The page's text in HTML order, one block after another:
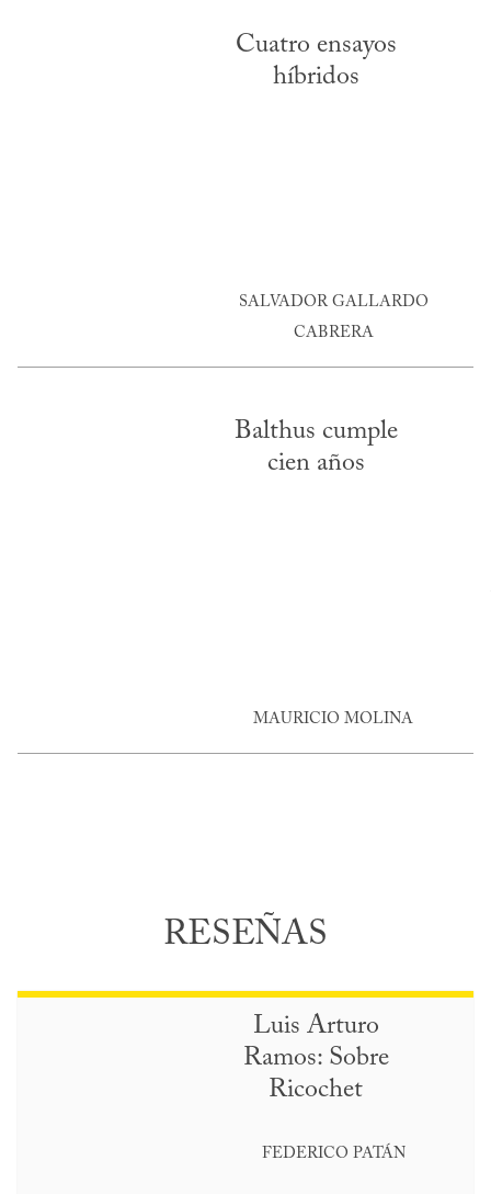
Cuatro ensayos
híbridos
SALVADOR GALLARDO
CABRERA
Balthus cumple
cien años
MAURICIO MOLINA
RESEÑAS
Luis Arturo
Ramos: Sobre
Ricochet
FEDERICO PATÁN